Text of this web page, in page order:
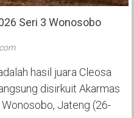
Seri 3 Wonosobo
hasil juara Cleosa
disirkuit Akarmas
Jateng (26-